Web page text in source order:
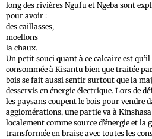
long des rivières Ngufu et Ngeba sont
pour avoir :
des caillasses,
moellons
la chaux.
Un petit souci quant à ce calcaire est
consommée à Kisantu bien que traitée
bois se fait aussi sentir surtout que la
desservis en énergie électrique. Lors de
les paysans coupent le bois pour vendre
agglomérations, une partie va à
localement comme source d’énergie et la
transformée en braise avec toutes les